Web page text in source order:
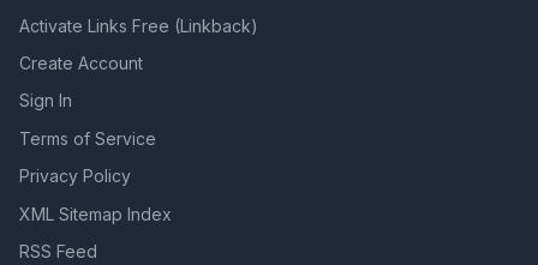
Activate Links Free (Linkback)
Create Account
Sign In
Terms of Service
Privacy Policy
XML Sitemap Index
RSS Feed